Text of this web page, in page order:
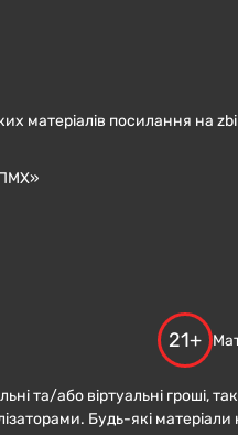
матеріалів посилання на
21+
та/або віртуальні гроші,
Будь-які